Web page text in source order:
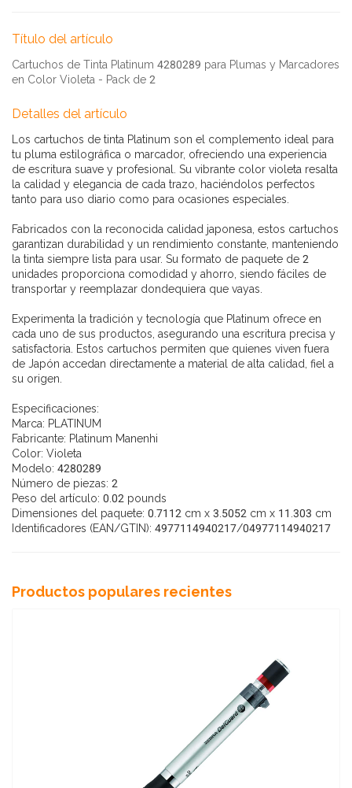
Título del artículo
Cartuchos de Tinta Platinum 4280289 para Plumas y Marcadores
en Color Violeta - Pack de 2
Detalles del artículo
Los cartuchos de tinta Platinum son el complemento ideal para
tu pluma estilográfica o marcador, ofreciendo una experiencia
de escritura suave y profesional. Su vibrante color violeta resalta
la calidad y elegancia de cada trazo, haciéndolos perfectos
tanto para uso diario como para ocasiones especiales.
Fabricados con la reconocida calidad japonesa, estos cartuchos
garantizan durabilidad y un rendimiento constante, manteniendo
la tinta siempre lista para usar. Su formato de paquete de 2
unidades proporciona comodidad y ahorro, siendo fáciles de
transportar y reemplazar dondequiera que vayas.
Experimenta la tradición y tecnología que Platinum ofrece en
cada uno de sus productos, asegurando una escritura precisa y
satisfactoria. Estos cartuchos permiten que quienes viven fuera
de Japón accedan directamente a material de alta calidad, fiel a
su origen.
Especificaciones:
Marca: PLATINUM
Fabricante: Platinum Manenhi
Color: Violeta
Modelo: 4280289
Número de piezas: 2
Peso del artículo: 0.02 pounds
Dimensiones del paquete: 0.7112 cm x 3.5052 cm x 11.303 cm
Identificadores (EAN/GTIN): 4977114940217/04977114940217
Productos populares recientes